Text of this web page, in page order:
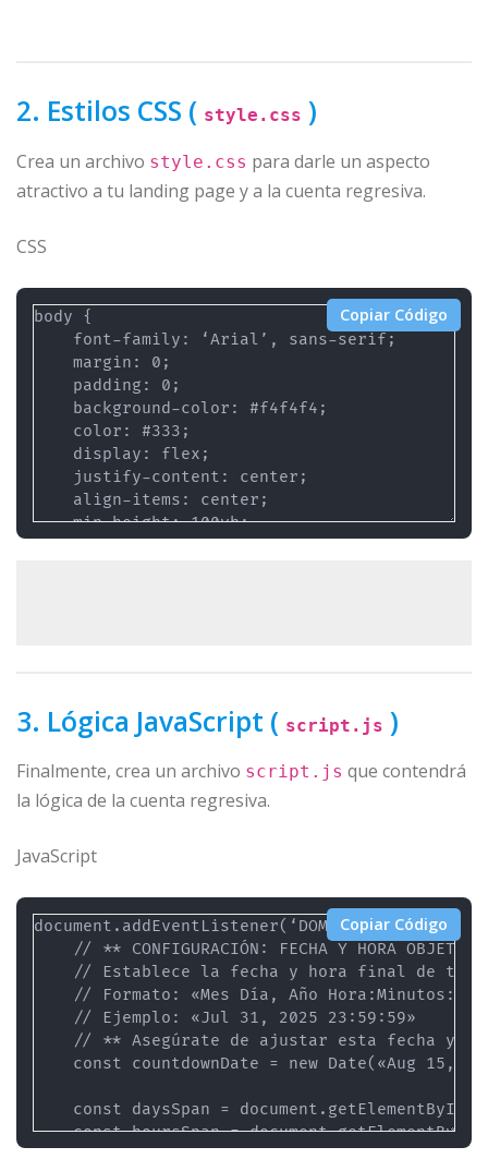
2. Estilos CSS ( style.css )
Crea un archivo style.css para darle un aspecto
atractivo a tu landing page y a la cuenta regresiva.
CSS
Copiar Código
3. Lógica JavaScript ( script.js )
Finalmente, crea un archivo script.js que contendrá
la lógica de la cuenta regresiva.
JavaScript
Copiar Código